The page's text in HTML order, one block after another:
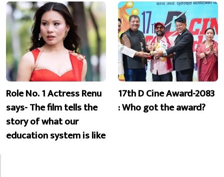
Role No. 1 Actress Renu
says- The film tells the
story of what our
education system is like
17th D Cine Award-2083
: Who got the award?